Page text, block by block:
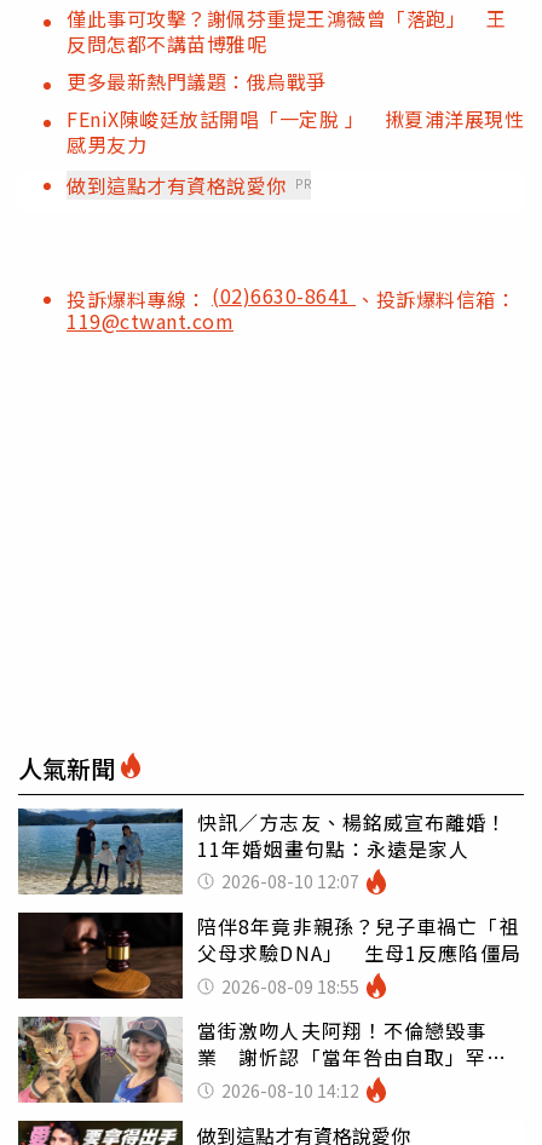
僅此事可攻擊？謝佩芬重提王鴻薇曾「落跑」 王
反問怎都不講苗博雅呢
更多最新熱門議題：俄烏戰爭
FEniX陳峻廷放話開唱「一定脫 」 揪夏浦洋展現性
感男友力
做到這點才有資格說愛你 PR
投訴爆料專線： (02)6630-8641 、投訴爆料信箱：
119@ctwant.com
人氣新聞
快訊／方志友、楊銘威宣布離婚！
11年婚姻畫句點：永遠是家人
2026-08-10 12:07
陪伴8年竟非親孫？兒子車禍亡「祖
父母求驗DNA」 生母1反應陷僵局
2026-08-09 18:55
當街激吻人夫阿翔！不倫戀毀事
業 謝忻認「當年咎由自取」罕吐
心聲2026-08-10 14:12
做到這點才有資格說愛你